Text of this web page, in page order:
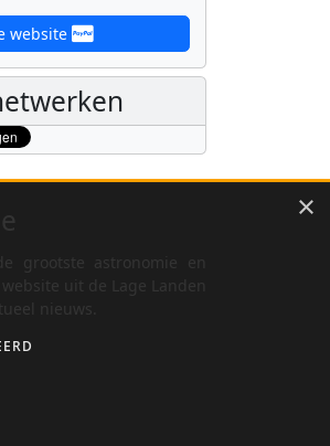
website
grootste astronomie en
×